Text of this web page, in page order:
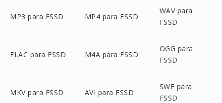
MP3 para FSSD MP4 para FSSD
WAV para
FSSD
FLAC para FSSD M4A para FSSD
OGG para
FSSD
MKV para FSSD AVI para FSSD
SWF para
FSSD